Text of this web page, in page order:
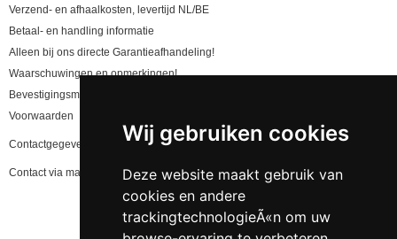
Wij gebruiken cookies
Deze website maakt gebruik van
cookies en andere
trackingtechnologieÃ«n om uw
Verzend- en afhaalkosten, levertijd NL/BE
Betaal- en handling informatie
Alleen bij ons directe Garantieafhandeling!
Waarschuwingen en opmerkingen!
Bevestigingsmail niet gekregen, lees hier!
Voorwaarden
Contactgegevens en privacy
Contact via mail